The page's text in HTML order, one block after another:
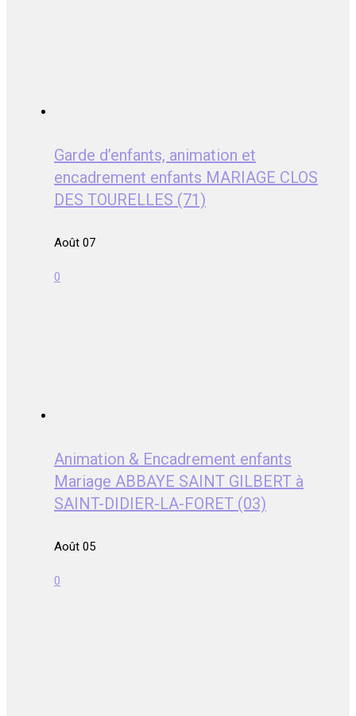
Garde d’enfants, animation et
encadrement enfants MARIAGE CLOS
DES TOURELLES (71)
Août 07
0
Animation & Encadrement enfants
Mariage ABBAYE SAINT GILBERT à
SAINT-DIDIER-LA-FORET (03)
Août 05
0